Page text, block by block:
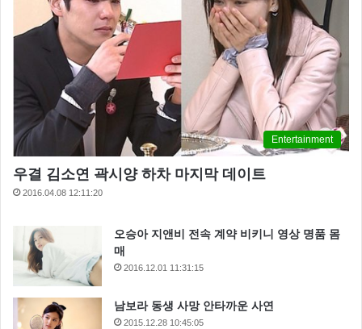
했지만 결국 대법원은 인분교수의 손을 들어주지 않았
습니다.
인분교수는 경기도 모 대학교수로 재직하던
대법원은 30일 전직 대학교수인 장모씨에 대해 징역 8
년을 선고한 원심 판결을 확정 했습니다.
한편 인분교수의 징역 8년이 확정 되었다는 소식에 많
은 네티즌들은 지난해 인분교수의 사건을 떠올리며 다
니돠”, “15년은 줬어야지!”, “너무 약한 듯”, “드디어 판결
이 나왔구나”, “8년 실형이면 커리어고 뭐고 와장창 인
과응보” 등의 반응을 보이고 있습니다.
Entertainment
우결 김소연 곽시양 하차 마지막 데이트
2016.04.08 12:11:20
오승아 지앤비 전속 계약 비키니 영상 명품 몸
매
2016.12.01 11:31:15
남보라 동생 사망 안타까운 사연
2015.12.28 10:45:05